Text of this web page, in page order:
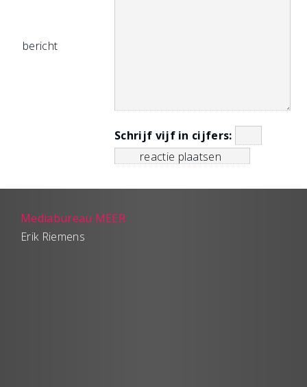
bericht
Schrijf vijf in cijfers:
Mediabureau MEER
Erik Riemens